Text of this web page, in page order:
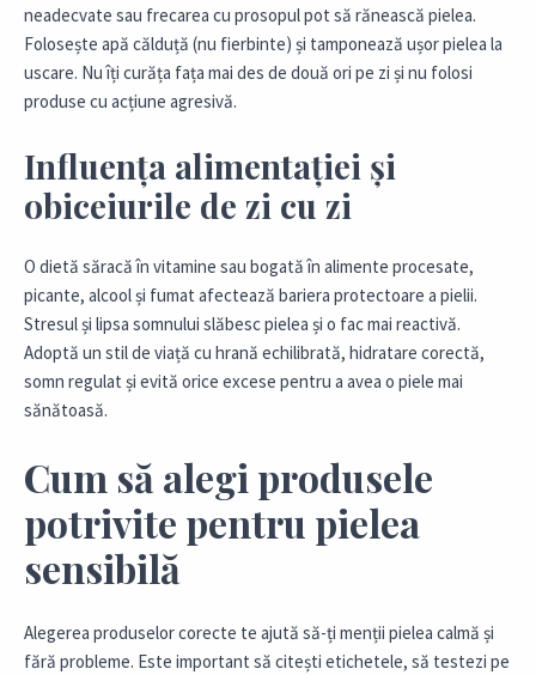
neadecvate sau frecarea cu prosopul pot să rănească pielea.
Folosește apă călduță (nu fierbinte) și tamponează ușor pielea la
uscare. Nu îți curăța fața mai des de două ori pe zi și nu folosi
produse cu acțiune agresivă.
Influența alimentației și
obiceiurile de zi cu zi
O dietă săracă în vitamine sau bogată în alimente procesate,
picante, alcool și fumat afectează bariera protectoare a pielii.
Stresul și lipsa somnului slăbesc pielea și o fac mai reactivă.
Adoptă un stil de viață cu hrană echilibrată, hidratare corectă,
somn regulat și evită orice excese pentru a avea o piele mai
sănătoasă.
Cum să alegi produsele
potrivite pentru pielea
sensibilă
Alegerea produselor corecte te ajută să-ți menții pielea calmă și
fără probleme. Este important să citești etichetele, să testezi pe